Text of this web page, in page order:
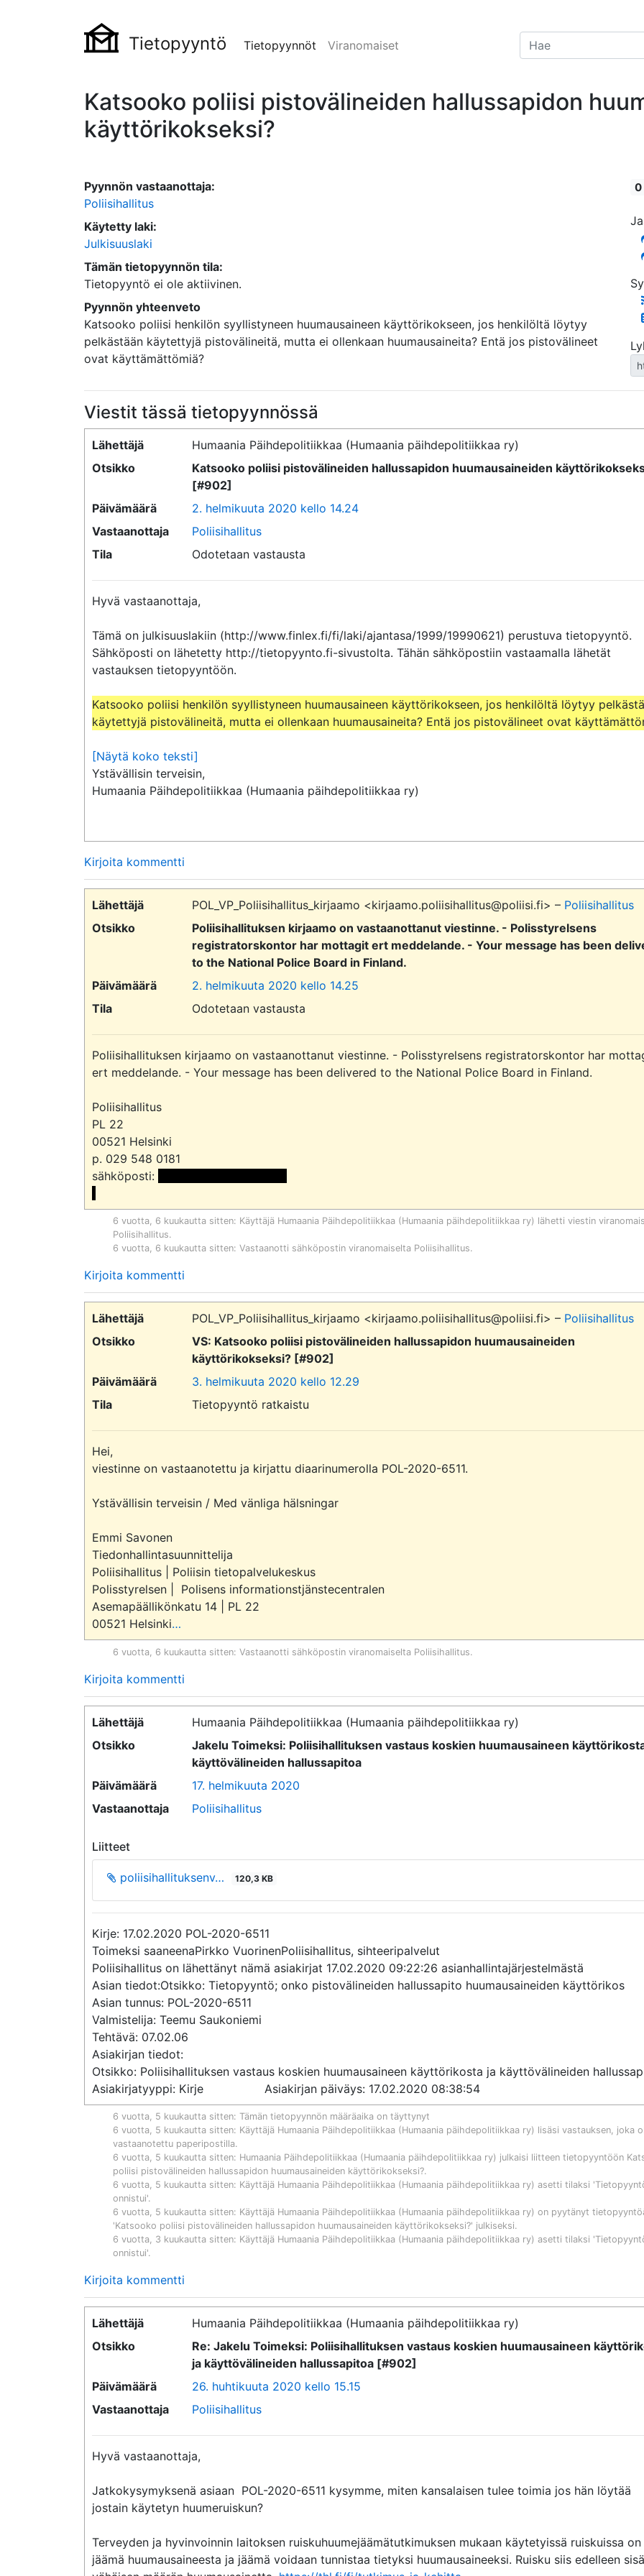
Tietopyyntö Tietopyynnöt Viranomaiset
Katsooko poliisi pistovälineiden hallussapidon
käyttörikokseksi?
Pyynnön vastaanottaja:
Poliisihallitus
Käytetty laki:
Julkisuuslaki
Tämän tietopyynnön tila:
Tietopyyntö ei ole aktiivinen.
Pyynnön yhteenveto
Katsooko poliisi henkilön syyllistyneen huumausaineen käyttörikokseen, jos henkilöltä löytyy
pelkästään käytettyjä pistovälineitä, mutta ei ollenkaan huumausaineita? Entä jos pistovälineet
ovat käyttämättömiä?
0
Viestit tässä tietopyynnössä
Lähettäjä
Humaania Päihdepolitiikkaa (Humaania päihdepolitiikkaa ry)
Otsikko
Katsooko poliisi pistovälineiden hallussapidon huumausaineiden
[#902]
Päivämäärä
2. helmikuuta 2020 kello 14.24
Vastaanottaja
Poliisihallitus
Tila
Odotetaan vastausta
Hyvä vastaanottaja,
Tämä on julkisuuslakiin (http://www.finlex.fi/fi/laki/ajantasa/1999/19990621) perustuva tietopyyntö.
Sähköposti on lähetetty http://tietopyynto.fi-sivustolta. Tähän sähköpostiin vastaamalla lähetät
vastauksen tietopyyntöön.
Katsooko poliisi henkilön syyllistyneen huumausaineen käyttörikokseen, jos henkilöltä löytyy
käytettyjä pistovälineitä, mutta ei ollenkaan huumausaineita? Entä jos pistovälineet ovat
[Näytä koko teksti]
Ystävällisin terveisin,
Humaania Päihdepolitiikkaa (Humaania päihdepolitiikkaa ry)
Kirjoita kommentti
Lähettäjä POL_VP_Poliisihallitus_kirjaamo <kirjaamo.poliisihallitus@poliisi.fi> – Poliisihallitus
Otsikko
Poliisihallituksen kirjaamo on vastaanottanut viestinne. - Polisstyrelsens
registratorskontor har mottagit ert meddelande. - Your message has been
to the National Police Board in Finland.
Päivämäärä
2. helmikuuta 2020 kello 14.25
Tila
Odotetaan vastausta
Poliisihallituksen kirjaamo on vastaanottanut viestinne. - Polisstyrelsens registratorskontor har
ert meddelande. - Your message has been delivered to the National Police Board in Finland.
Poliisihallitus
PL 22
00521 Helsinki
p. 029 548 0181
sähköposti:
6 vuotta, 6 kuukautta sitten: Käyttäjä Humaania Päihdepolitiikkaa (Humaania päihdepolitiikkaa ry) lähetti viestin
Poliisihallitus.
6 vuotta, 6 kuukautta sitten: Vastaanotti sähköpostin viranomaiselta Poliisihallitus.
Kirjoita kommentti
Lähettäjä POL_VP_Poliisihallitus_kirjaamo <kirjaamo.poliisihallitus@poliisi.fi> – Poliisihallitus
Otsikko
VS: Katsooko poliisi pistovälineiden hallussapidon huumausaineiden
käyttörikokseksi? [#902]
Päivämäärä
3. helmikuuta 2020 kello 12.29
Tila
Tietopyyntö ratkaistu
Hei,
viestinne on vastaanotettu ja kirjattu diaarinumerolla POL-2020-6511.
Ystävällisin terveisin / Med vänliga hälsningar
Emmi Savonen
Tiedonhallintasuunnittelija
Poliisihallitus | Poliisin tietopalvelukeskus
Polisstyrelsen |  Polisens informationstjänstecentralen
Asemapäällikönkatu 14 | PL 22
00521 Helsinki…
6 vuotta, 6 kuukautta sitten: Vastaanotti sähköpostin viranomaiselta Poliisihallitus.
Kirjoita kommentti
Lähettäjä
Humaania Päihdepolitiikkaa (Humaania päihdepolitiikkaa ry)
Otsikko
Jakelu Toimeksi: Poliisihallituksen vastaus koskien huumausaineen
käyttövälineiden hallussapitoa
Päivämäärä
17. helmikuuta 2020
Vastaanottaja
Poliisihallitus
Liitteet
poliisihallituksenv… 120,3 KB
Kirje: 17.02.2020 POL-2020-6511
Toimeksi saaneenaPirkko VuorinenPoliisihallitus, sihteeripalvelut
Poliisihallitus on lähettänyt nämä asiakirjat 17.02.2020 09:22:26 asianhallintajärjestelmästä
Asian tiedot:Otsikko: Tietopyyntö; onko pistovälineiden hallussapito huumausaineiden käyttörikos
Asian tunnus: POL-2020-6511
Valmistelija: Teemu Saukoniemi
Tehtävä: 07.02.06
Asiakirjan tiedot:
Otsikko: Poliisihallituksen vastaus koskien huumausaineen käyttörikosta ja käyttövälineiden
Asiakirjatyyppi: Kirje			Asiakirjan päiväys: 17.02.2020 08:38:54
6 vuotta, 5 kuukautta sitten: Tämän tietopyynnön määräaika on täyttynyt
6 vuotta, 5 kuukautta sitten: Käyttäjä Humaania Päihdepolitiikkaa (Humaania päihdepolitiikkaa ry) lisäsi vastauksen, joka
vastaanotettu paperipostilla.
6 vuotta, 5 kuukautta sitten: Humaania Päihdepolitiikkaa (Humaania päihdepolitiikkaa ry) julkaisi liitteen tietopyyntöön
poliisi pistovälineiden hallussapidon huumausaineiden käyttörikokseksi?.
6 vuotta, 5 kuukautta sitten: Käyttäjä Humaania Päihdepolitiikkaa (Humaania päihdepolitiikkaa ry) asetti tilaksi
onnistui'.
6 vuotta, 5 kuukautta sitten: Käyttäjä Humaania Päihdepolitiikkaa (Humaania päihdepolitiikkaa ry) on pyytänyt
'Katsooko poliisi pistovälineiden hallussapidon huumausaineiden käyttörikokseksi?' julkiseksi.
6 vuotta, 3 kuukautta sitten: Käyttäjä Humaania Päihdepolitiikkaa (Humaania päihdepolitiikkaa ry) asetti tilaksi
onnistui'.
Kirjoita kommentti
Lähettäjä
Humaania Päihdepolitiikkaa (Humaania päihdepolitiikkaa ry)
Otsikko
Re: Jakelu Toimeksi: Poliisihallituksen vastaus koskien huumausaineen
ja käyttövälineiden hallussapitoa [#902]
Päivämäärä
26. huhtikuuta 2020 kello 15.15
Vastaanottaja
Poliisihallitus
Hyvä vastaanottaja,
Jatkokysymyksenä asiaan  POL-2020-6511 kysymme, miten kansalaisen tulee toimia jos hän löytää
jostain käytetyn huumeruiskun?
Terveyden ja hyvinvoinnin laitoksen ruiskuhuumejäämätutkimuksen mukaan käytetyissä ruiskuissa on
jäämä huumausaineesta ja jäämä voidaan tunnistaa tietyksi huumausaineeksi. Ruisku siis edelleen